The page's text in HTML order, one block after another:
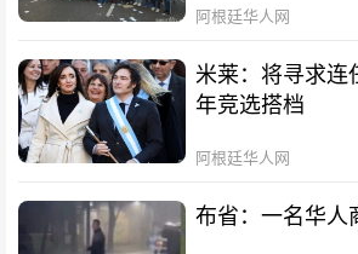
阿根廷华人网
米莱：将寻求
年竞选搭档
阿根廷华人网
布省：一名华人